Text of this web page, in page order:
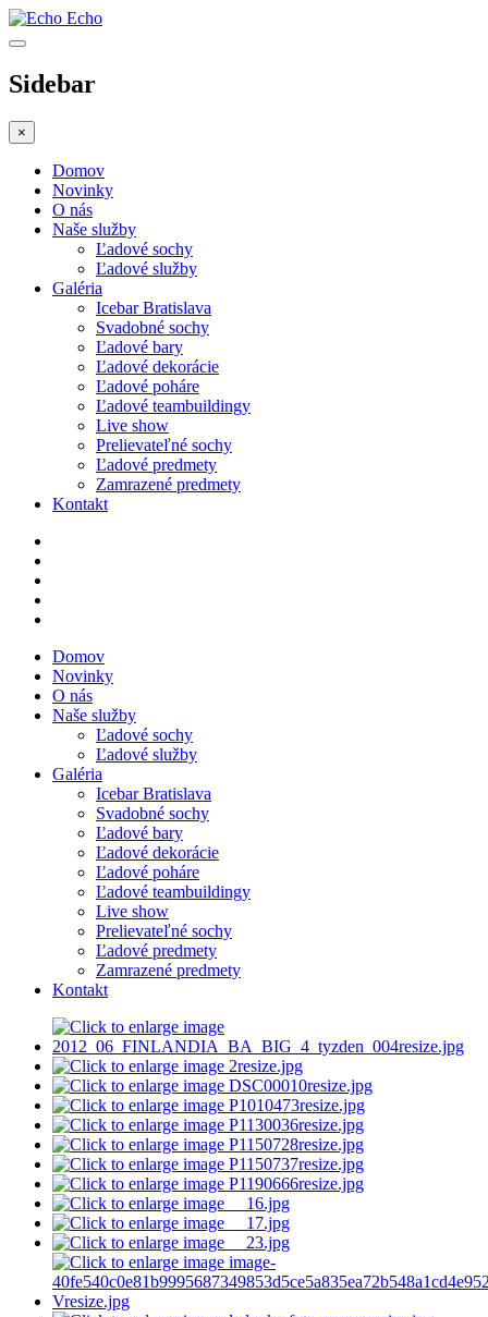
Echo
Sidebar
×
Domov
Novinky
O nás
Naše služby
Ľadové sochy
Ľadové služby
Galéria
Icebar Bratislava
Svadobné sochy
Ľadové bary
Ľadové dekorácie
Ľadové poháre
Ľadové teambuildingy
Live show
Prelievateľné sochy
Ľadové predmety
Zamrazené predmety
Kontakt
Domov
Novinky
O nás
Naše služby
Ľadové sochy
Ľadové služby
Galéria
Icebar Bratislava
Svadobné sochy
Ľadové bary
Ľadové dekorácie
Ľadové poháre
Ľadové teambuildingy
Live show
Prelievateľné sochy
Ľadové predmety
Zamrazené predmety
Kontakt